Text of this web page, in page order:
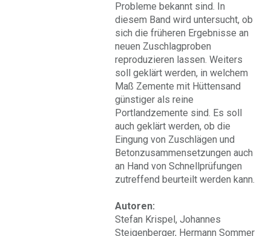
Probleme bekannt sind. In
diesem Band wird untersucht, ob
sich die früheren Ergebnisse an
neuen Zuschlagproben
reproduzieren lassen. Weiters
soll geklärt werden, in welchem
Maß Zemente mit Hüttensand
günstiger als reine
Portlandzemente sind. Es soll
auch geklärt werden, ob die
Eingung von Zuschlägen und
Betonzusammensetzungen auch
an Hand von Schnellprüfungen
zutreffend beurteilt werden kann.
Autoren:
Stefan Krispel, Johannes
Steigenberger, Hermann Sommer